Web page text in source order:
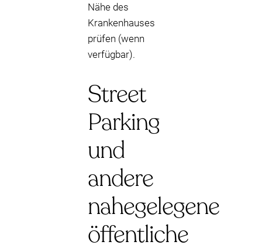
Nähe des
Krankenhauses
prüfen (wenn
verfügbar).
Street
Parking
und
andere
nahegelegene
öffentliche